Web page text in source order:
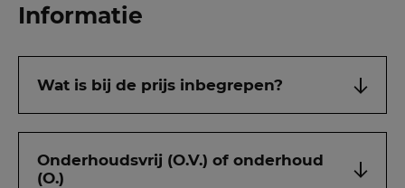
Informatie
Wat is bij de prijs inbegrepen?
Onderhoudsvrij (O.V.) of onderhoud
(O.)